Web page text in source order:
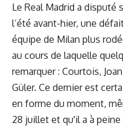
Le Real Madrid a disputé
l’été avant-hier, une
équipe de Milan plus
au cours de laquelle
remarquer : Courtois,
Güler. Ce dernier est
en forme du moment,
28 juillet et qu'il a à